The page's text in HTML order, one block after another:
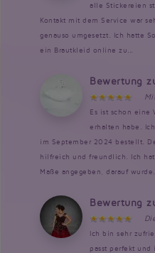
alle Stickereien
Kontakt mit dem Service war
genauso umgesetzt. Ich hatte
ein Brautkleid online zu...
Bewertung
Es ist schon eine
erhalten habe.
im September 2024 bestellt.
hilfreich und freundlich. Ich
Maße angegeben, darauf wurde...
Bewertung
Ich bin sehr
passt perfekt und